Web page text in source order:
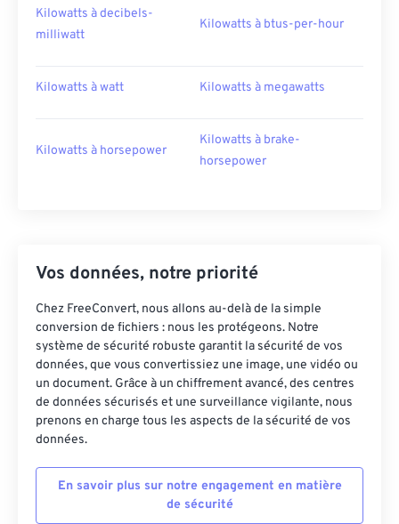
Kilowatts à decibels-
milliwatt
Kilowatts à btus-per-hour
Kilowatts à watt Kilowatts à megawatts
Kilowatts à horsepower
Kilowatts à brake-
horsepower
Vos données, notre priorité
Chez FreeConvert, nous allons au-delà de la simple
conversion de fichiers : nous les protégeons. Notre
système de sécurité robuste garantit la sécurité de vos
données, que vous convertissiez une image, une vidéo ou
un document. Grâce à un chiffrement avancé, des centres
de données sécurisés et une surveillance vigilante, nous
prenons en charge tous les aspects de la sécurité de vos
données.
En savoir plus sur notre engagement en matière
de sécurité